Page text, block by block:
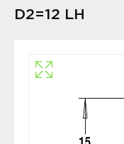
D2=12 LH